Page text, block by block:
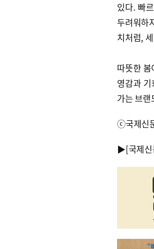
있다. 빠
두려워하
치처럼,
따뜻한
영감과
가는 브
ⓒ국제신
▶[국제